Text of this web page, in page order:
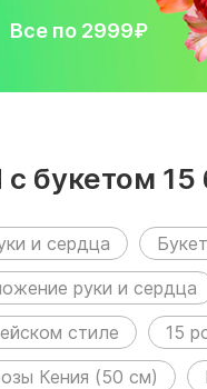
Все по 2999₽
букетом
и сердца
руки и сердца
стиле
15
Кения (50 см)